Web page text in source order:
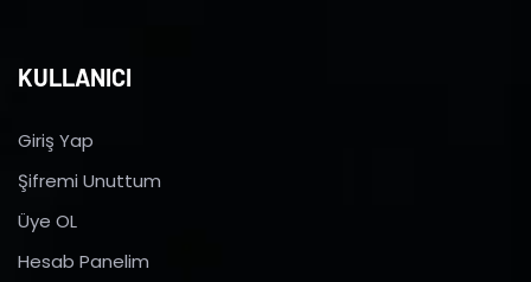
KULLANICI
Giriş Yap
Şifremi Unuttum
Üye OL
Hesab Panelim